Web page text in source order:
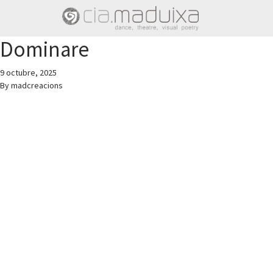
Dominare
9 octubre, 2025
Bymadcreacions